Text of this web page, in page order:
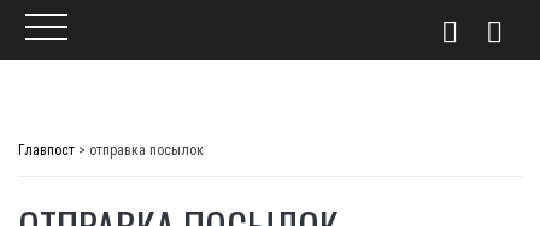
Главпост > отправка посылок